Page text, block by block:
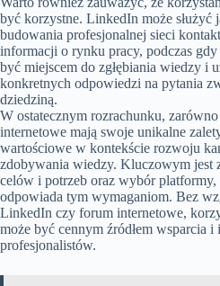
być korzystne. LinkedIn może służyć
budowania profesjonalnej sieci
informacji o rynku pracy, podczas
być miejscem do zgłębiania wiedzy i
konkretnych odpowiedzi na pytania
dziedziną.
W ostatecznym rozrachunku,
internetowe mają swoje unikalne
wartościowe w kontekście rozwoju
zdobywania wiedzy. Kluczowym jest
celów i potrzeb oraz wybór platformy,
odpowiada tym wymaganiom. Bez
LinkedIn czy forum internetowe,
może być cennym źródłem wsparcia
profesjonalistów.